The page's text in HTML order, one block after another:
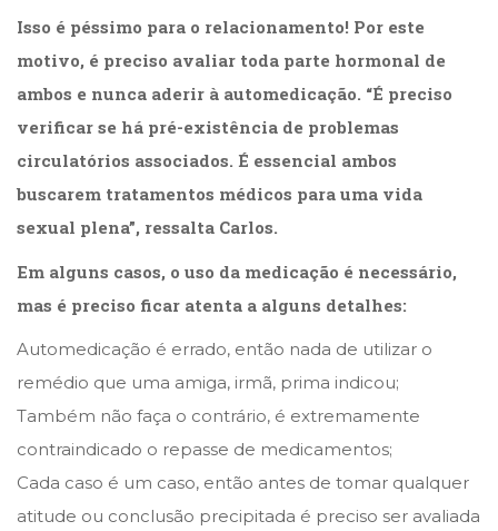
Isso é péssimo para o relacionamento! Por este
motivo, é preciso avaliar toda parte hormonal de
ambos e nunca aderir à automedicação. “É preciso
verificar se há pré-existência de problemas
circulatórios associados. É essencial ambos
buscarem tratamentos médicos para uma vida
sexual plena”, ressalta Carlos.
Em alguns casos, o uso da medicação é necessário,
mas é preciso ficar atenta a alguns detalhes:
Automedicação é errado, então nada de utilizar o
remédio que uma amiga, irmã, prima indicou;
Também não faça o contrário, é extremamente
contraindicado o repasse de medicamentos;
Cada caso é um caso, então antes de tomar qualquer
atitude ou conclusão precipitada é preciso ser avaliada